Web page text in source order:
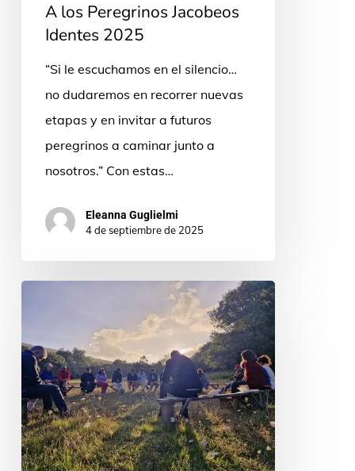
A los Peregrinos Jacobeos
Identes 2025
“Si le escuchamos en el silencio…
no dudaremos en recorrer nuevas
etapas y en invitar a futuros
peregrinos a caminar junto a
nosotros.” Con estas…
Eleanna Guglielmi
4 de septiembre de 2025
mis
hijas
experimenten
lo
que